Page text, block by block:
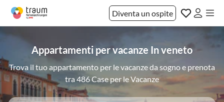
Diventa un ospite
Appartamenti per vacanze In veneto
Trova il tuo appartamento per le vacanze da sogno e prenota
tra 486 Case per le Vacanze